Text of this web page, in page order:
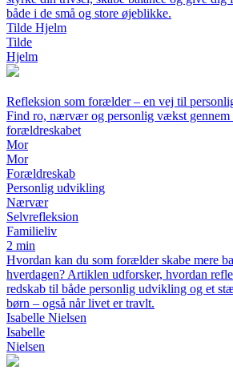
både i de små og store øjeblikke.
Tilde Hjelm
Tilde
Hjelm
Refleksion som forælder – en vej til
Find ro, nærvær og personlig vækst gennem
forældreskabet
Mor
Mor
Forældreskab
Personlig udvikling
Nærvær
Selvrefleksion
Familieliv
2 min
Hvordan kan du som forælder skabe mere
hverdagen? Artiklen udforsker, hvordan
redskab til både personlig udvikling og et
børn – også når livet er travlt.
Isabelle Nielsen
Isabelle
Nielsen